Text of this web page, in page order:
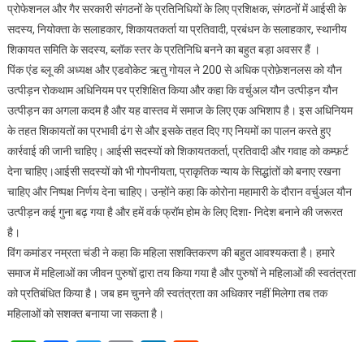
प्रोफेशनल और गैर सरकारी संगठनों के प्रतिनिधियों के लिए प्रशिक्षक, संगठनों में आईसी के
सदस्य, नियोक्ता के सलाहकार, शिकायतकर्ता या प्रतिवादी, प्रबंधन के सलाहकार, स्थानीय
शिकायत समिति के सदस्य, ब्लॉक स्तर के प्रतिनिधि बनने का बहुत बड़ा अवसर हैं ।
पिंक एंड ब्लू की अध्यक्ष और एडवोकेट ऋतु गोयल ने 200 से अधिक प्रोफ़ेशनलस को यौन
उत्पीड़न रोकथाम अधिनियम पर प्रशिक्षित किया और कहा कि वर्चुअल यौन उत्पीड़न यौन
उत्पीड़न का अगला कदम है और यह वास्तव में समाज के लिए एक अभिशाप है। इस अधिनियम
के तहत शिकायतों का प्रभावी ढंग से और इसके तहत दिए गए नियमों का पालन करते हुए
कार्रवाई की जानी चाहिए। आईसी सदस्यों को शिकायतकर्ता, प्रतिवादी और गवाह को कम्फ़र्ट
देना चाहिए।आईसी सदस्यों को भी गोपनीयता, प्राकृतिक न्याय के सिद्धांतों को बनाए रखना
चाहिए और निष्पक्ष निर्णय देना चाहिए। उन्होंने कहा कि कोरोना महामारी के दौरान वर्चुअल यौन
उत्पीड़न कई गुना बढ़ गया है और हमें वर्क फ्रॉम होम के लिए दिशा- निदेश बनाने की जरूरत
है।
विंग कमांडर नम्रता चंडी ने कहा कि महिला सशक्तिकरण की बहुत आवश्यकता है। हमारे
समाज में महिलाओं का जीवन पुरुषों द्वारा तय किया गया है और पुरुषों ने महिलाओं की स्वतंत्रता
को प्रतिबंधित किया है। जब हम चुनने की स्वतंत्रता का अधिकार नहीं मिलेगा तब तक
महिलाओं को सशक्त बनाया जा सकता है।